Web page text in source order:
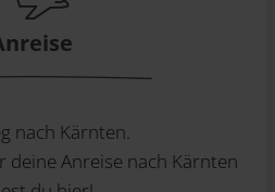
nach Kärnten.
Anreise nach Kärnten